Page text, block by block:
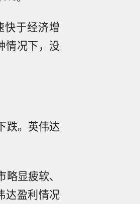
快于经济增
情况下，没
跌。英伟达
显疲软、
达盈利情况